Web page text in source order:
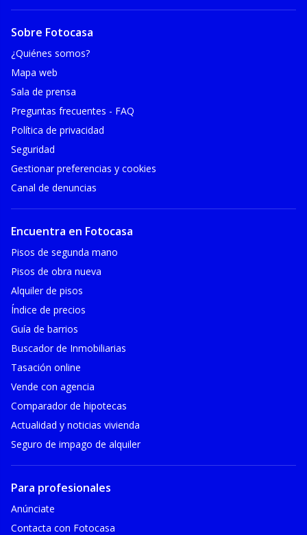
Sobre Fotocasa
¿Quiénes somos?
Mapa web
Sala de prensa
Preguntas frecuentes - FAQ
Política de privacidad
Seguridad
Gestionar preferencias y cookies
Canal de denuncias
Encuentra en Fotocasa
Pisos de segunda mano
Pisos de obra nueva
Alquiler de pisos
Índice de precios
Guía de barrios
Buscador de Inmobiliarias
Tasación online
Vende con agencia
Comparador de hipotecas
Actualidad y noticias vivienda
Seguro de impago de alquiler
Para profesionales
Anúnciate
Contacta con Fotocasa